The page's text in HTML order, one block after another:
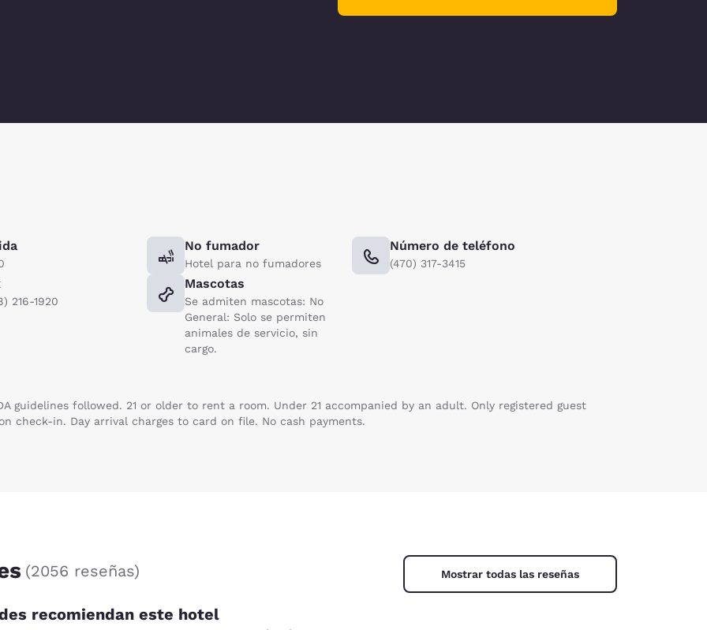
No fumador
Hotel para no fumadores
Número de teléfono
(470) 317-3415
216-1920
Mascotas
Se admiten mascotas: No
General: Solo se permiten
animales de servicio, sin
cargo.
guidelines followed. 21 or older to rent a room. Under 21 accompanied by an adult. Only registered guest
check-in. Day arrival charges to card on file. No cash payments.
(2056 reseñas) Mostrar todas las reseñas
recomiendan este hotel